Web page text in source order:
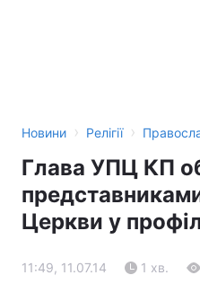
Новини › Релігії ›
Глава УПЦ КП
Церкви у
11:49, 11.07.14 1 хв.